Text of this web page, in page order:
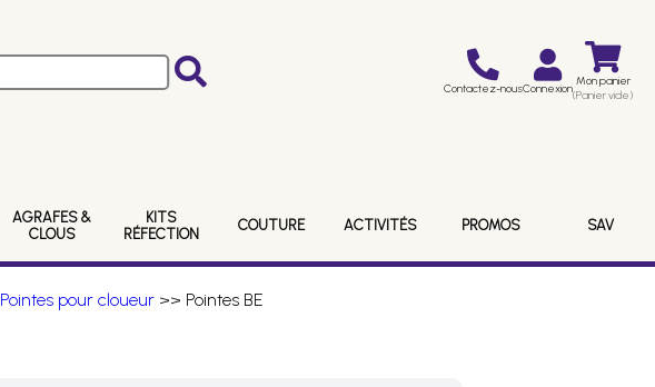
Contactez-nousConnexion Mon panier
(Panier vide)
AGRAFES &
CLOUS
KITS
RÉFECTION
COUTURE ACTIVITÉS PROMOS SAV
Pointes pour cloueur>> Pointes BE